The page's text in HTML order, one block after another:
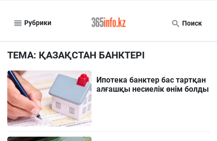
Рубрики Поиск
ТЕМА: ҚАЗАҚСТАН БАНКТЕРІ
Ипотека банктер бас тартқан
алғашқы несиелік өнім болды